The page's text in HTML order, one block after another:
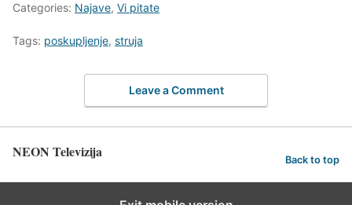
Categories: Najave, Vi pitate
Tags: poskupljenje, struja
Leave a Comment
NEON Televizija Back to top